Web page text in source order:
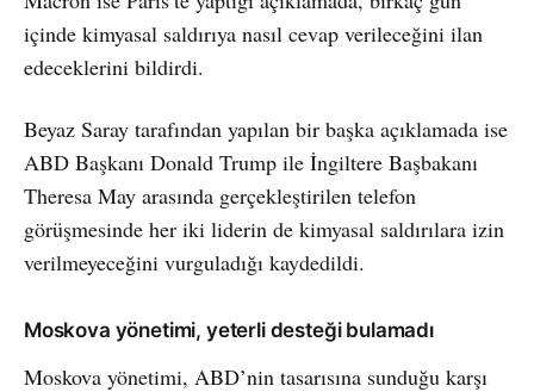
içinde kimyasal saldırıya nasıl cevap verileceğini ilan
edeceklerini bildirdi.
Beyaz Saray tarafından yapılan bir başka açıklamada ise
ABD Başkanı Donald Trump ile İngiltere Başbakanı
Theresa May arasında gerçekleştirilen telefon
görüşmesinde her iki liderin de kimyasal saldırılara izin
verilmeyeceğini vurguladığı kaydedildi.
Moskova yönetimi, yeterli desteği bulamadı
Moskova yönetimi, ABD’nin tasarısına sunduğu karşı